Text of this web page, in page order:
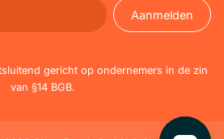
Aanmelden
Aanmelden
gericht op ondernemers in de zin
van §14 BGB.